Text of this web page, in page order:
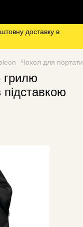
доставку в
Чохол для
грилю